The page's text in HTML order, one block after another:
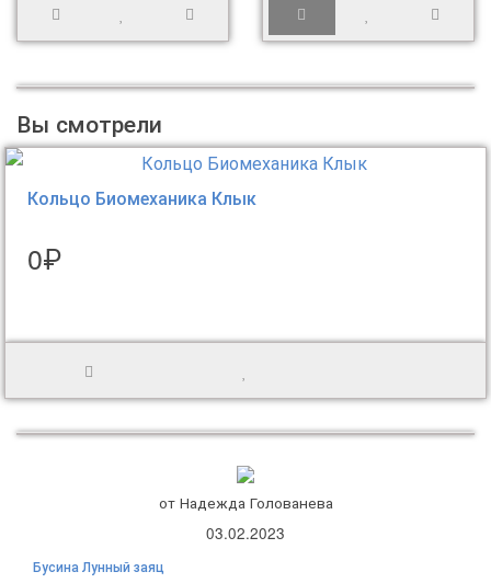
Вы смотрели
Кольцо Биомеханика Клык
0₽
от Надежда Голованева
03.02.2023
Бусина Лунный заяц